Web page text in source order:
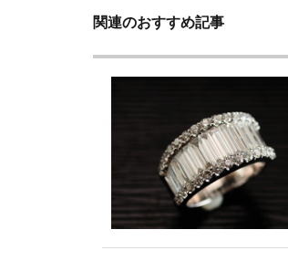
関連のおすすめ記事